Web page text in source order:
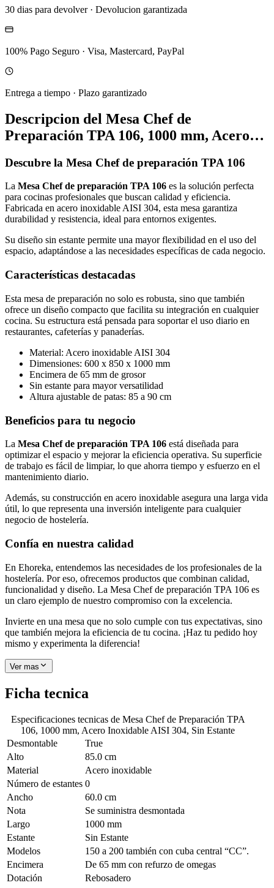
30 dias para devolver· Devolucion garantizada
100% Pago Seguro · Visa, Mastercard, PayPal
Entrega a tiempo · Plazo garantizado
Descripcion del Mesa Chef de
Preparación TPA 106, 1000 mm, Acero…
Descubre la Mesa Chef de preparación TPA 106
La Mesa Chef de preparación TPA 106 es la solución perfecta
para cocinas profesionales que buscan calidad y eficiencia.
Fabricada en acero inoxidable AISI 304, esta mesa garantiza
durabilidad y resistencia, ideal para entornos exigentes.
Su diseño sin estante permite una mayor flexibilidad en el uso del
espacio, adaptándose a las necesidades específicas de cada negocio.
Características destacadas
Esta mesa de preparación no solo es robusta, sino que también
ofrece un diseño compacto que facilita su integración en cualquier
cocina. Su estructura está pensada para soportar el uso diario en
restaurantes, cafeterías y panaderías.
Material: Acero inoxidable AISI 304
Dimensiones: 600 x 850 x 1000 mm
Encimera de 65 mm de grosor
Sin estante para mayor versatilidad
Altura ajustable de patas: 85 a 90 cm
Beneficios para tu negocio
La Mesa Chef de preparación TPA 106 está diseñada para
optimizar el espacio y mejorar la eficiencia operativa. Su superficie
de trabajo es fácil de limpiar, lo que ahorra tiempo y esfuerzo en el
mantenimiento diario.
Además, su construcción en acero inoxidable asegura una larga vida
útil, lo que representa una inversión inteligente para cualquier
negocio de hostelería.
Confía en nuestra calidad
En Ehoreka, entendemos las necesidades de los profesionales de la
hostelería. Por eso, ofrecemos productos que combinan calidad,
funcionalidad y diseño. La Mesa Chef de preparación TPA 106 es
un claro ejemplo de nuestro compromiso con la excelencia.
Invierte en una mesa que no solo cumple con tus expectativas, sino
que también mejora la eficiencia de tu cocina. ¡Haz tu pedido hoy
mismo y experimenta la diferencia!
Ver mas
Ficha tecnica
Especificaciones tecnicas de Mesa Chef de Preparación TPA
106, 1000 mm, Acero Inoxidable AISI 304, Sin Estante
Desmontable
True
Alto
85.0 cm
Material
Acero inoxidable
Número de estantes 0
Ancho
60.0 cm
Nota
Se suministra desmontada
Largo
1000 mm
Estante
Sin Estante
Modelos
150 a 200 también con cuba central “CC”.
Encimera
De 65 mm con refurzo de omegas
Dotación
Rebosadero